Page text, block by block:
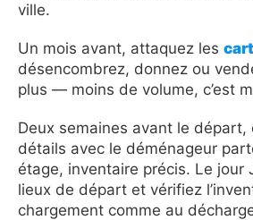
ville.
Un mois avant, attaquez les
désencombrez, donnez ou
plus — moins de volume, c’est
Deux semaines avant le départ,
détails avec le déménageur
étage, inventaire précis. Le jour
lieux de départ et vérifiez
chargement comme au